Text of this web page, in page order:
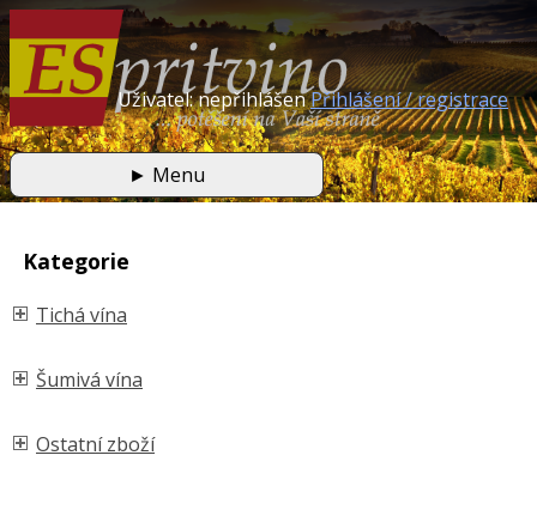
► Menu
Uživatel: nepřihlášenPřihlášení / registrace
Kategorie
Tichá vína
Šumivá vína
Ostatní zboží